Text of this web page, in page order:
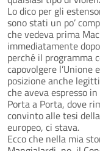
Lo dico per gli
sono stati un po’
che vedeva prima
immediatamente
perché il programma
capovolgere l’Unione
posizione anche
che aveva espresso
Porta a Porta, dove
convinto alle tesi
europeo, ci stava.
Ecco che nella mia